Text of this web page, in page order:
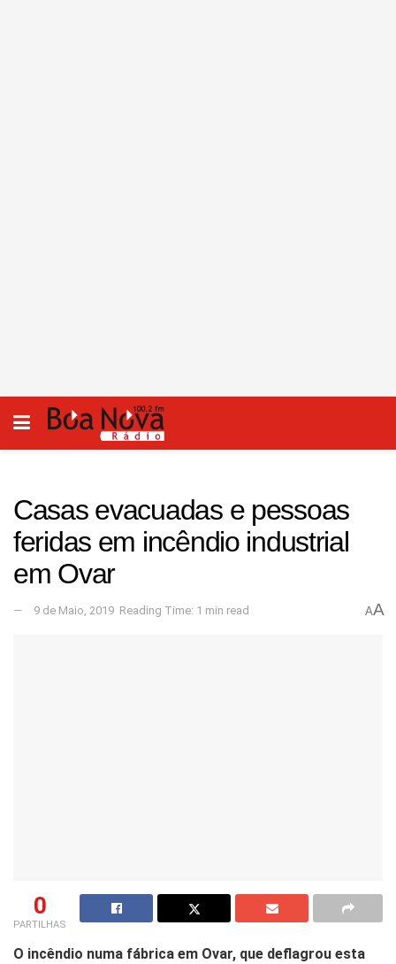
Casas evacuadas e pessoas
feridas em incêndio industrial
em Ovar
9 de Maio, 2019 Reading Time: 1 min read AA
0
PARTILHAS
O incêndio numa fábrica em Ovar, que deflagrou esta